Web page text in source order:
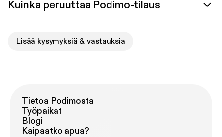
Kuinka peruuttaa Podimo-tilaus
Lisää kysymyksiä & vastauksia
Tietoa Podimosta
Työpaikat
Blogi
Kaipaatko apua?